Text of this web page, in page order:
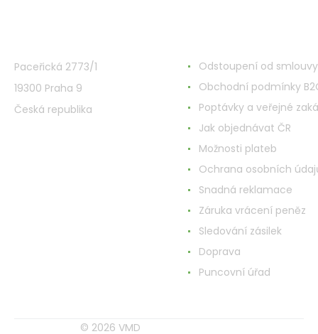
Paceřická 2773/1
19300 Praha 9
Česká republika
Odstoupení od smlouvy
Obchodní podmínky
Poptávky a veřejné
Jak objednávat ČR
Možnosti plateb
Ochrana osobních
Snadná reklamace
Záruka vrácení peněz
Sledování zásilek
Doprava
Puncovní úřad
© 2026 VMD